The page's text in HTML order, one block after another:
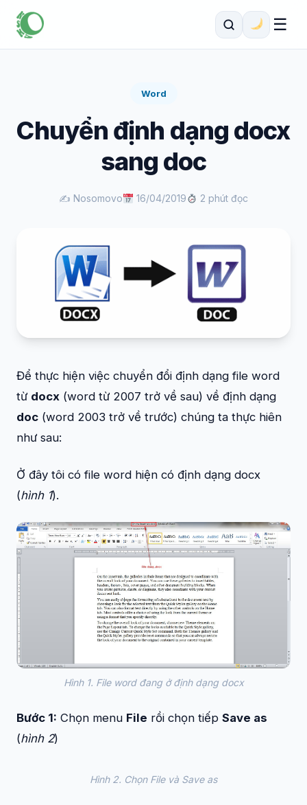
☰
Word
Chuyển định dạng docx
sang doc
✍️ Nosomovo 16/04/2019 2 phút đọc
Để thực hiện việc chuyển đổi định dạng file word
từ docx (word từ 2007 trở về sau) về định dạng
doc (word 2003 trở về trước) chúng ta thực hiên
như sau:
Ở đây tôi có file word hiện có định dạng docx
(hình 1).
Hình 1. File word đang ở định dạng docx
Bước 1: Chọn menu File rồi chọn tiếp Save as
(hình 2)
Hình 2. Chọn File và Save as